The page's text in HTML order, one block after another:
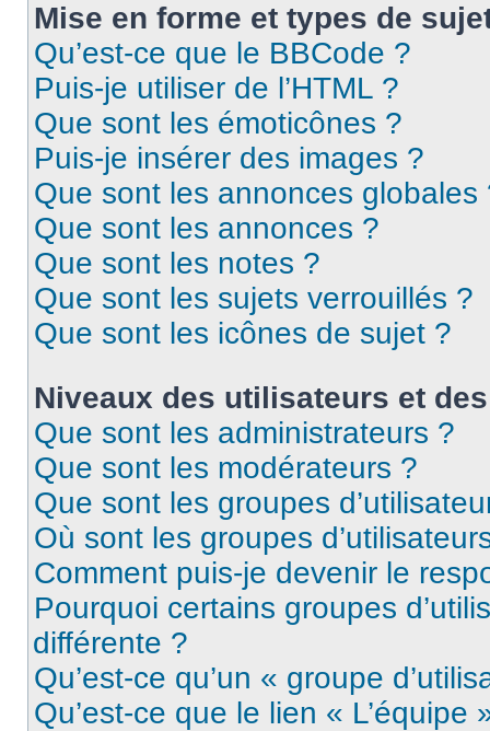
Mise en forme et types de
Qu’est-ce que le BBCode ?
Puis-je utiliser de l’HTML ?
Que sont les émoticônes ?
Puis-je insérer des images ?
Que sont les annonces globales
Que sont les annonces ?
Que sont les notes ?
Que sont les sujets verrouillés ?
Que sont les icônes de sujet ?
Niveaux des utilisateurs et
Que sont les administrateurs ?
Que sont les modérateurs ?
Que sont les groupes
Où sont les groupes
Comment puis-je devenir le
Pourquoi certains groupes
différente ?
Qu’est-ce qu’un « groupe
Qu’est-ce que le lien « L’équipe